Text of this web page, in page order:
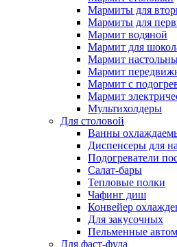
Мармиты для
Мармиты для
Мармит водяной
Мармит для
Мармит
Мармит
Мармит с
Мармит
Мультихолдеры
Для столовой
Ванны
Диспенсеры для
Подогреватели
Салат-бары
Тепловые полки
Чафинг диш
Конвейер
Для закусочных
Пельменные
Для фаст-фуда